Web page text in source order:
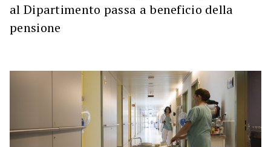
al Dipartimento passa a beneficio della
pensione